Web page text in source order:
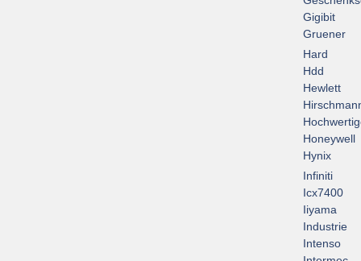
Gigibit
Gruener
Hard
Hdd
Hewlett
Honeywell
Hynix
Infiniti
Icx7400
Iiyama
Industrie
Intenso